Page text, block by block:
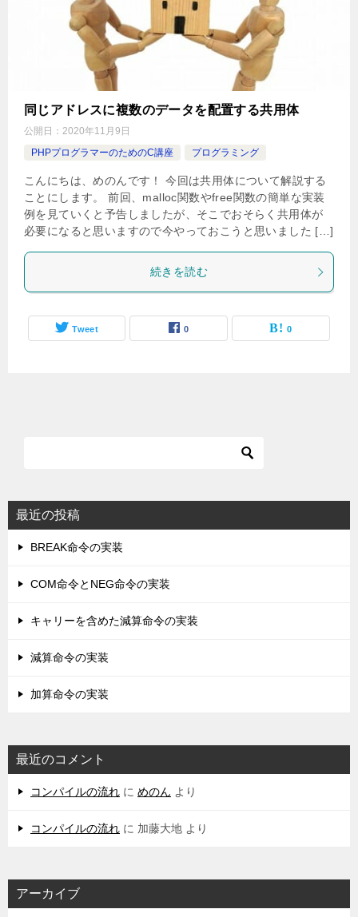
同じアドレスに複数のデータを配置する共用体
公開日： 2020年11月9日
PHPプログラマーのためのC講座
プログラミング
こんにちは、めのんです！ 今回は共用体について解説する
ことにします。 前回、malloc関数やfree関数の簡単な実装
例を見ていくと予告しましたが、そこでおそらく共用体が
必要になると思いますので今やっておこうと思いました […]
続きを読む
Tweet 0 0
最近の投稿
BREAK命令の実装
COM命令とNEG命令の実装
キャリーを含めた減算命令の実装
減算命令の実装
加算命令の実装
最近のコメント
コンパイルの流れ に めのん より
コンパイルの流れ に 加藤大地 より
アーカイブ